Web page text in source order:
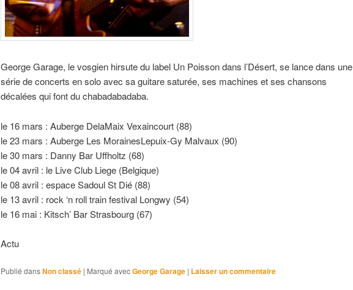
George Garage, le vosgien hirsute du label Un Poisson dans l’Désert, se lance dans une
série de concerts en solo avec sa guitare saturée, ses machines et ses chansons
décalées qui font du chabadabadaba.
le 16 mars : Auberge DelaMaix Vexaincourt (88)
le 23 mars : Auberge Les MorainesLepuix-Gy Malvaux (90)
le 30 mars : Danny Bar Uffholtz (68)
le 04 avril : le Live Club Liege (Belgique)
le 08 avril : espace Sadoul St Dié (88)
le 13 avril : rock ‘n roll train festival Longwy (54)
le 16 mai : Kitsch’ Bar Strasbourg (67)
Actu
Publié dansNon classé | Marqué avecGeorge Garage | Laisser un commentaire